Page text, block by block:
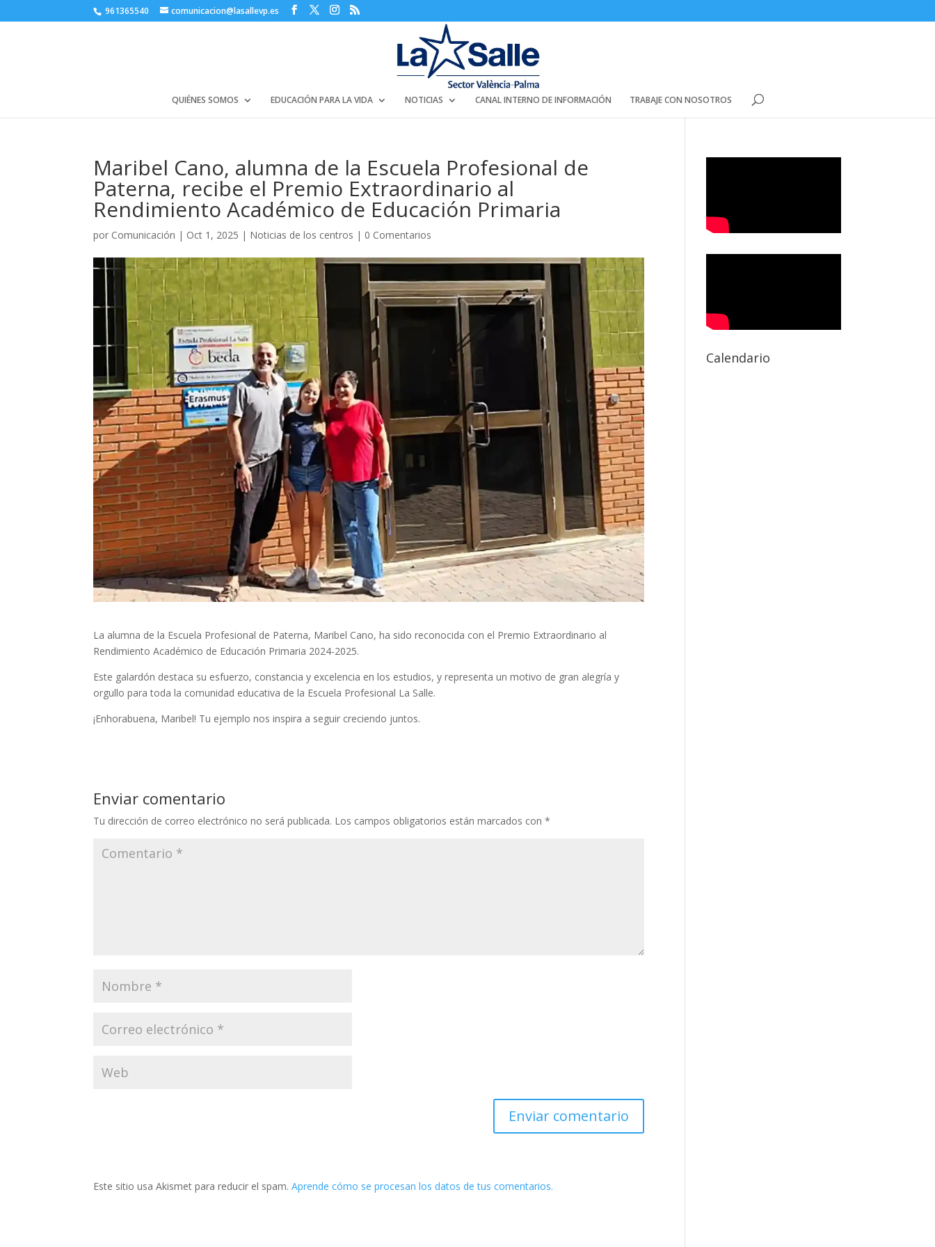
961365540 comunicacion@lasallevp.es
QUIÉNES SOMOS EDUCACIÓN PARA LA VIDA NOTICIAS CANAL INTERNO DE INFORMACIÓN TRABAJE CON NOSOTROS
Maribel Cano, alumna de la Escuela Profesional de
Paterna, recibe el Premio Extraordinario al
Rendimiento Académico de Educación Primaria
por Comunicación | Oct 1, 2025 | Noticias de los centros | 0 Comentarios
La alumna de la Escuela Profesional de Paterna, Maribel Cano, ha sido reconocida con el Premio Extraordinario al
Rendimiento Académico de Educación Primaria 2024-2025.
Este galardón destaca su esfuerzo, constancia y excelencia en los estudios, y representa un motivo de gran alegría y
orgullo para toda la comunidad educativa de la Escuela Profesional La Salle.
¡Enhorabuena, Maribel! Tu ejemplo nos inspira a seguir creciendo juntos.
Enviar comentario
Tu dirección de correo electrónico no será publicada. Los campos obligatorios están marcados con*
Este sitio usa Akismet para reducir el spam.Aprende cómo se procesan los datos de tus comentarios.
Calendario